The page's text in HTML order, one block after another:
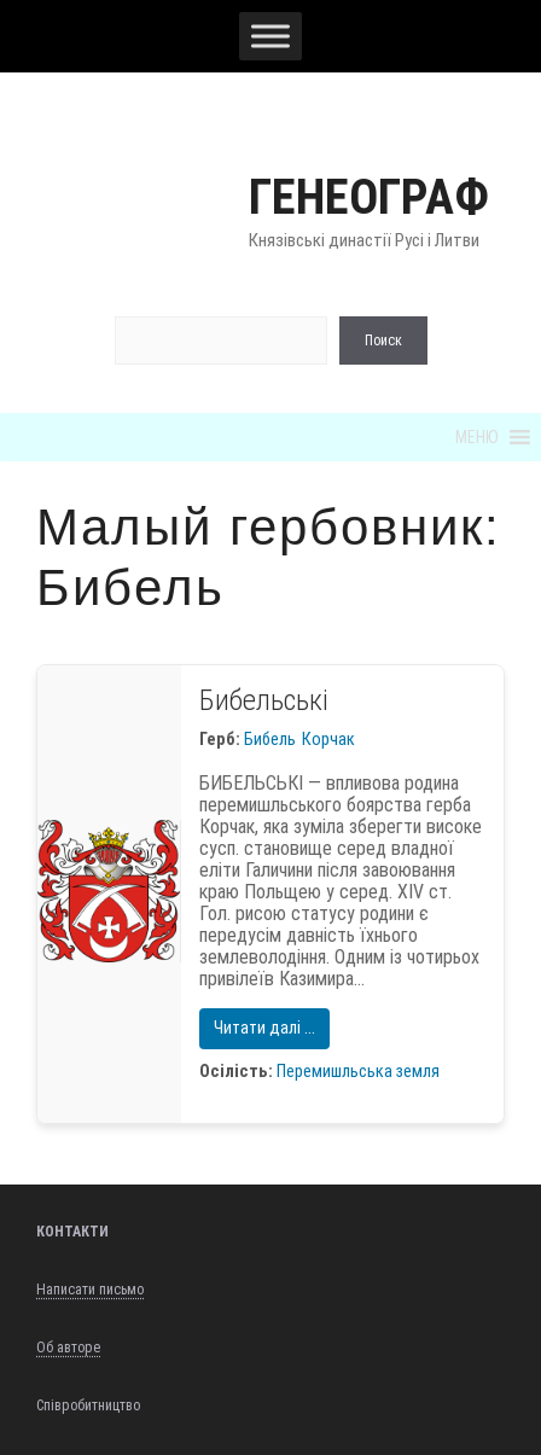
ГЕНЕОГРАФ
Князівські династії Русі і Литви
Поиск
МЕНЮ
Малый гербовник:
Бибель
Бибельські
Герб: Бибель Корчак
БИБЕЛЬСЬКІ — впливова родина
перемишльського боярства герба
Корчак, яка зуміла зберегти високе
сусп. становище серед владної
еліти Галичини після завоювання
краю Польщею у серед. XIV ст.
Гол. рисою статусу родини є
передусім давність їхнього
землеволодіння. Одним із чотирьох
привілеїв Казимира...
Читати далі ...
Осілість: Перемишльська земля
КОНТАКТИ
Написати письмо
Об авторе
Співробитництво